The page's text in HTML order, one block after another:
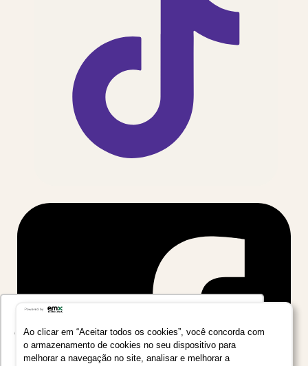
Utilizamos seus dados para oferecer uma
experiência mais relevante ao analisar e
personalizar conteúdos e anúncios em nossa
Ao clicar em “Aceitar todos os cookies”, você concorda com
o armazenamento de cookies no seu dispositivo para
melhorar a navegação no site, analisar e melhorar a